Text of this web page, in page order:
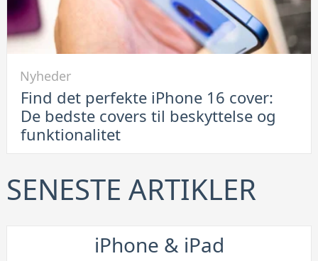
smart
løsning
Find
det
perfekte
16
cover:
Nyheder
Find det perfekte iPhone 16 cover:
De bedste covers til beskyttelse og
funktionalitet
SENESTE ARTIKLER
iPhone & iPad